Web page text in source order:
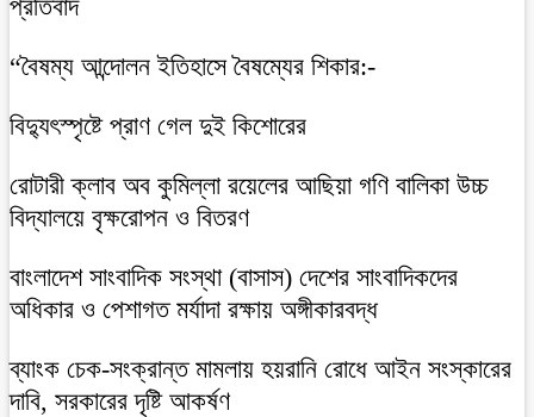
প্রতিবাদ
“বৈষম্য আন্দোলন ইতিহাসে বৈষম্যের শিকার:-
বিদ্যুৎস্পৃষ্টে প্রাণ গেল দুই কিশোরের
রোটারী ক্লাব অব কুমিল্লা রয়েলের আছিয়া গণি বালিকা উচ্চ
বিদ্যালয়ে বৃক্ষরোপন ও বিতরণ
বাংলাদেশ সাংবাদিক সংস্থা (বাসাস) দেশের সাংবাদিকদের
অধিকার ও পেশাগত মর্যাদা রক্ষায় অঙ্গীকারবদ্ধ
ব্যাংক চেক-সংক্রান্ত মামলায় হয়রানি রোধে আইন সংস্কারের
দাবি, সরকারের দৃষ্টি আকর্ষণ